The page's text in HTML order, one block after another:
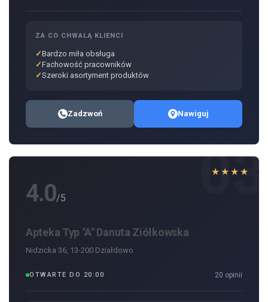
ZA CO CHWALĄ KLIENCI
Bardzo miła obsługa
Fachowość pracowników
Szeroki asortyment produktów
Zadzwoń Nawiguj
03
★★★★
4.0/5
Apteka Typ "A" Danuta Ziółkowska
Nidzicka 36, 13-200 Działdowo
OTWARTE DO 20:00 20 opinii